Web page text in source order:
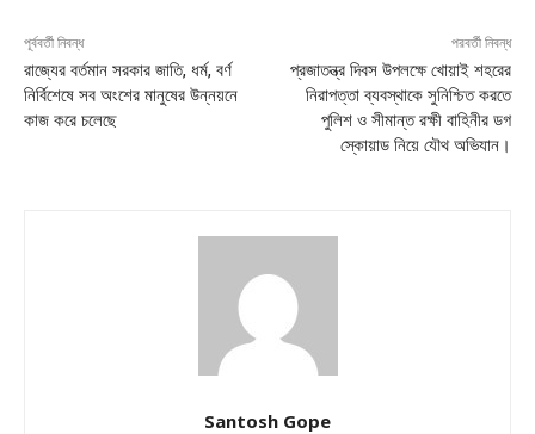
পূর্ববর্তী নিবন্ধ
রাজ্যের বর্তমান সরকার জাতি, ধর্ম, বর্ণ
নির্বিশেষে সব অংশের মানুষের উন্নয়নে
কাজ করে চলেছে
পরবর্তী নিবন্ধ
প্রজাতন্ত্র দিবস উপলক্ষে খোয়াই শহরের
নিরাপত্তা ব্যবস্থাকে সুনিশ্চিত করতে
পুলিশ ও সীমান্ত রক্ষী বাহিনীর ডগ
স্কোয়াড নিয়ে যৌথ অভিযান।
Santosh Gope